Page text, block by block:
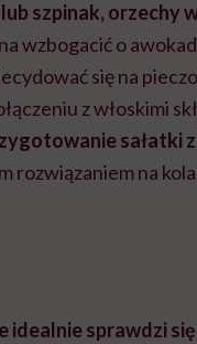
szpinak, orzechy
wzbogacić o
się na
z włoskimi
sałatki
rozwiązaniem na
idealnie sprawdzi